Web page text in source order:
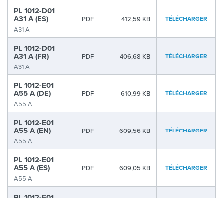
PL 1012-D01
A31 A (ES)
A31 A
PDF 412,59 KB TÉLÉCHARGER
PL 1012-D01
A31 A (FR)
A31 A
PDF 406,68 KB TÉLÉCHARGER
PL 1012-E01
A55 A (DE)
A55 A
PDF 610,99 KB TÉLÉCHARGER
PL 1012-E01
A55 A (EN)
A55 A
PDF 609,56 KB TÉLÉCHARGER
PL 1012-E01
A55 A (ES)
A55 A
PDF 609,05 KB TÉLÉCHARGER